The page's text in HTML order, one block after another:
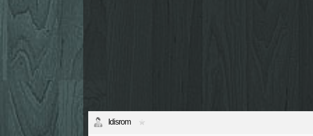
Idisrom